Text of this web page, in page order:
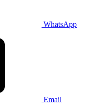
WhatsApp
Email